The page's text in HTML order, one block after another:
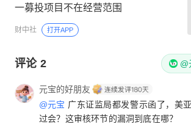
一募投项目不在经营范围
财中社 打开APP
评论 2 @
元宝的好朋友
@元宝 广东证监局都发警示函了，美
过会？这审核环节的漏洞到底在哪？